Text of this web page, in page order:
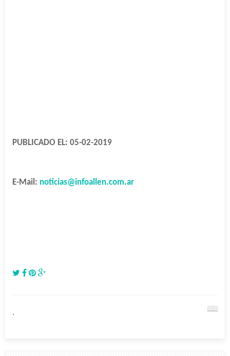
PUBLICADO EL: 05-02-2019
E-Mail: noticias@infoallen.com.ar
.